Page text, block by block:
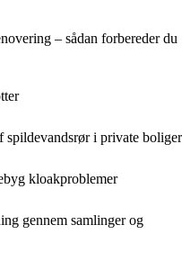
– sådan forbereder du
i private boliger
kloakproblemer
gennem samlinger og